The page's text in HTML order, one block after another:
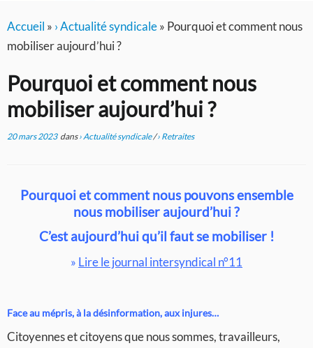
Accueil » › Actualité syndicale» Pourquoi et comment nous
mobiliser aujourd’hui ?
Pourquoi et comment nous
mobiliser aujourd’hui ?
20 mars 2023dans› Actualité syndicale/› Retraites
Pourquoi et comment nous pouvons ensemble
nous mobiliser aujourd’hui ?
C’est aujourd’hui qu’il faut se mobiliser !
» Lire le journal intersyndical n°11
Face au mépris, à la désinformation, aux injures…
Citoyennes et citoyens que nous sommes, travailleurs,